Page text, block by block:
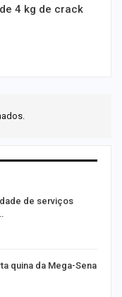
4 kg de crack
de serviços
quina da Mega-Sena